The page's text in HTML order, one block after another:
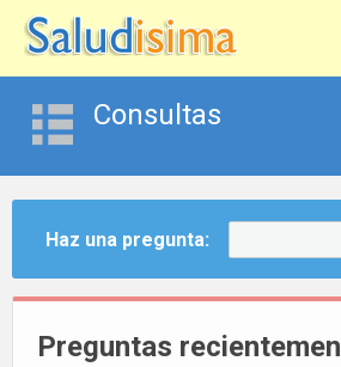
Consultas
Haz una pregunta:
Preguntas